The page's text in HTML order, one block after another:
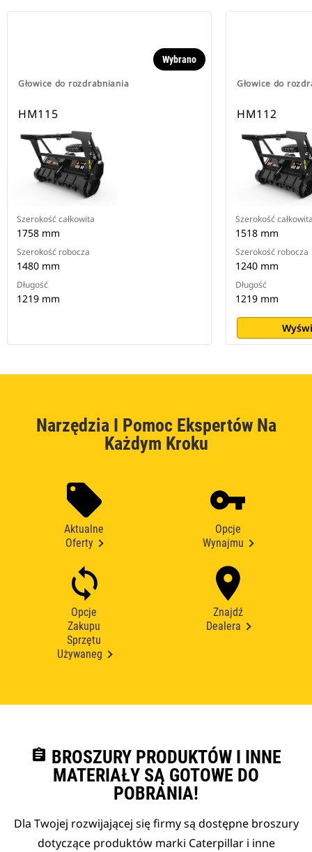
Głowice do rozdrabniania
Wybrano
HM115
Szerokość całkowita
1758 mm
Szerokość robocza
1480 mm
Długość
1219 mm
Głowice do
HM112
Szerokość
1518 mm
Szerokość robocza
1240 mm
Długość
1219 mm
Narzędzia I Pomoc Ekspertów Na
Każdym Kroku
Aktualne
Oferty
Opcje
Wynajmu
Opcje
Zakupu
Sprzętu
Używaneg
Znajdź
Dealera
assignment BROSZURY PRODUKTÓW I INNE
MATERIAŁY SĄ GOTOWE DO
POBRANIA!
Dla Twojej rozwijającej się firmy są dostępne broszury
dotyczące produktów marki Caterpillar i inne